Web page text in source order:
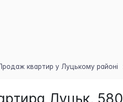
квартир у Луцькому районі
Луцьк,